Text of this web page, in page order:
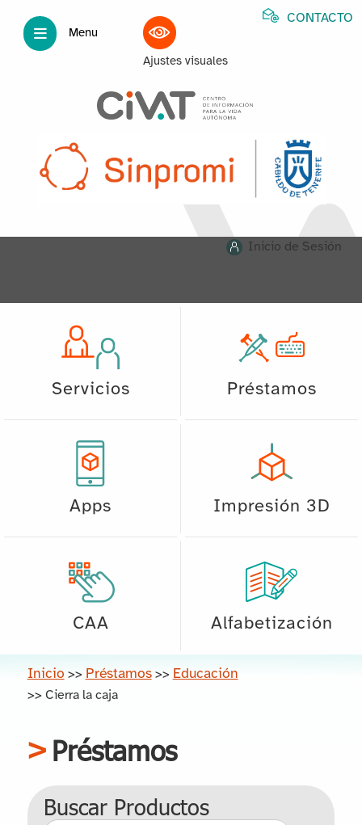
Menu
Ajustes visuales
CONTACTO
Inicio de Sesión
Servicios Préstamos
Apps Impresión 3D
CAA Alfabetización
Inicio >> Préstamos >> Educación
>> Cierra la caja
Préstamos
Buscar Productos